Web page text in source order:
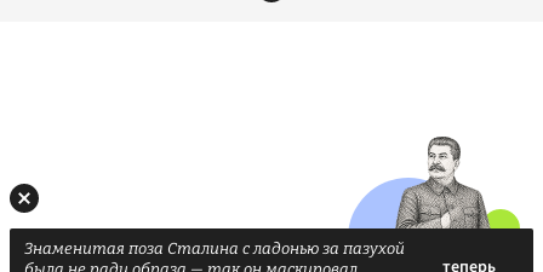
Знаменитая поза Сталина с ладонью за пазухой